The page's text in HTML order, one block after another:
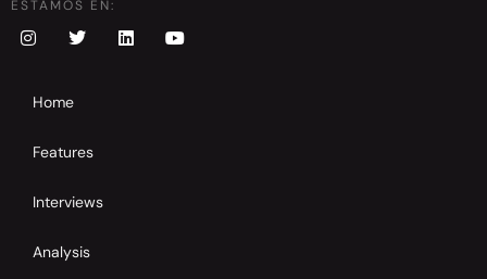
ESTAMOS EN:
Home
Features
Interviews
Analysis